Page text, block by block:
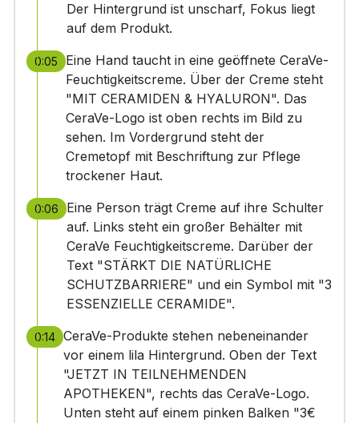
Der Hintergrund ist unscharf, Fokus liegt
auf dem Produkt.
0:05
Eine Hand taucht in eine geöffnete CeraVe-
Feuchtigkeitscreme. Über der Creme steht
"MIT CERAMIDEN & HYALURON". Das
CeraVe-Logo ist oben rechts im Bild zu
sehen. Im Vordergrund steht der
Cremetopf mit Beschriftung zur Pflege
trockener Haut.
0:06
Eine Person trägt Creme auf ihre Schulter
auf. Links steht ein großer Behälter mit
CeraVe Feuchtigkeitscreme. Darüber der
Text "STÄRKT DIE NATÜRLICHE
SCHUTZBARRIERE" und ein Symbol mit "3
ESSENZIELLE CERAMIDE".
0:14 CeraVe-Produkte stehen nebeneinander
vor einem lila Hintergrund. Oben der Text
"JETZT IN TEILNEHMENDEN
APOTHEKEN", rechts das CeraVe-Logo.
Unten steht auf einem pinken Balken "3€